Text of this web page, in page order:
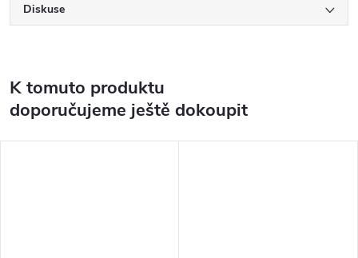
Diskuse
K tomuto produktu
doporučujeme ještě dokoupit